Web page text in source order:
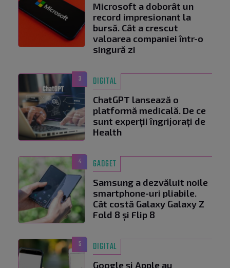
Microsoft a doborât un
record impresionant la
bursă. Cât a crescut
valoarea companiei într-o
singură zi
3 DIGITAL
ChatGPT lansează o
platformă medicală. De ce
sunt experții îngrijorați de
Health
4 GADGET
Samsung a dezvăluit noile
smartphone-uri pliabile.
Cât costă Galaxy Galaxy Z
Fold 8 și Flip 8
5 DIGITAL
Google și Apple au